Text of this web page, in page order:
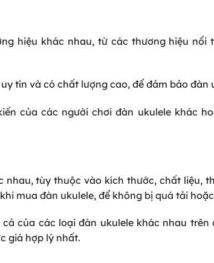
hiệu khác nhau, từ các thương hiệu nổi
tín và có chất lượng cao, để đảm bảo
của các người chơi đàn ukulele khác
nhau, tùy thuộc vào kích thước, chất liệu,
mua đàn ukulele, để không bị quá tải
của các loại đàn ukulele khác nhau
giá hợp lý nhất.